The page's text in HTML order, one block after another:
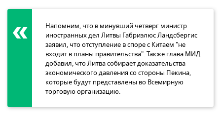
Напомним, что в минувший четверг министр
иностранных дел Литвы Габриэлюс Ландсбергис
заявил, что отступление в споре с Китаем "не
входит в планы правительства". Также глава МИД
добавил, что Литва собирает доказательства
экономического давления со стороны Пекина,
которые будут представлены во Всемирную
торговую организацию.